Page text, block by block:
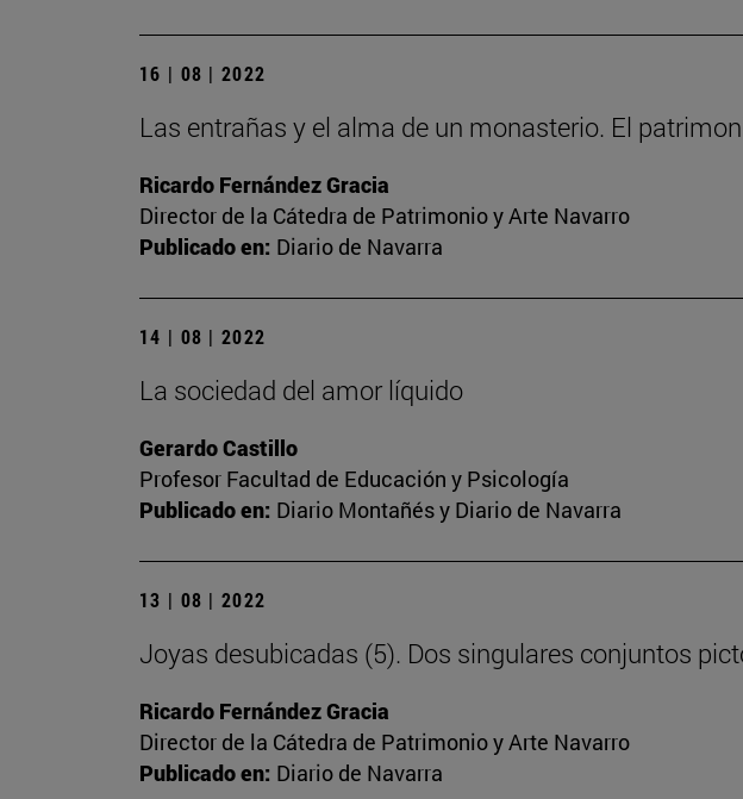
16 | 08 | 2022
Las entrañas y el alma de un monasterio. El
Ricardo Fernández Gracia
Director de la Cátedra de Patrimonio y Arte Navarro
Publicado en: Diario de Navarra
14 | 08 | 2022
La sociedad del amor líquido
Gerardo Castillo
Profesor Facultad de Educación y Psicología
Publicado en: Diario Montañés y Diario de Navarra
13 | 08 | 2022
Joyas desubicadas (5). Dos singulares conjuntos
Ricardo Fernández Gracia
Director de la Cátedra de Patrimonio y Arte Navarro
Publicado en: Diario de Navarra